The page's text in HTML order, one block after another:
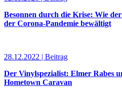
Besonnen durch die Krise: Wie
der Corona-Pandemie bewältigt
28.12.2022 | Beitrag
Der Vinylspezialist: Elmer Rabes
Hometown Caravan